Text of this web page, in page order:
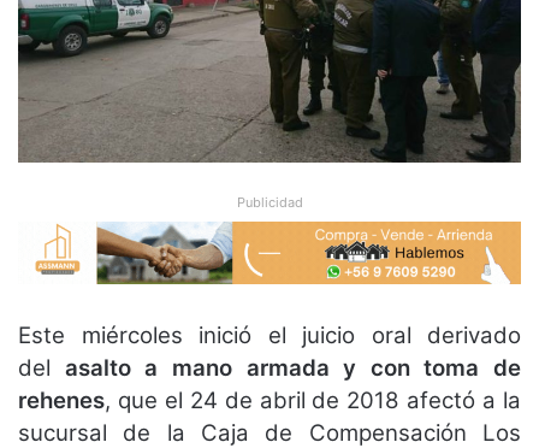
Publicidad
Este miércoles inició el juicio oral derivado
del asalto a mano armada y con toma de
rehenes, que el 24 de abril de 2018 afectó a la
sucursal de la Caja de Compensación Los